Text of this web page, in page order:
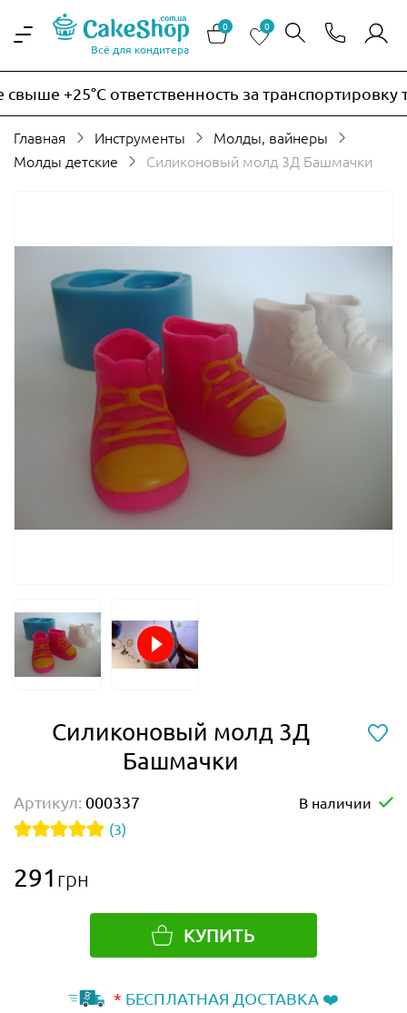
Всё для кондитера
0 0
+25°C ответственность за транспортировку
Главная Инструменты
Молды, вайнеры
Молды детские
Силиконовый молд 3Д Башмачки
Силиконовый молд 3Д
Башмачки
Артикул: 000337
В наличии
(3)
291 грн
КУПИТЬ
* БЕСПЛАТНАЯ ДОСТАВКА ❤️